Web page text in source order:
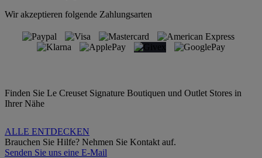
Wir akzeptieren folgende Zahlungsarten
Finden Sie Le Creuset Signature Boutiquen und Outlet Stores in
Ihrer Nähe
ALLE ENTDECKEN
Brauchen Sie Hilfe? Nehmen Sie Kontakt auf.
Senden Sie uns eine E-Mail